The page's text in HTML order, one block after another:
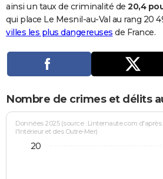
Dictionnaire
Biographies
Citations
Expressions
Proverbes
PROGRAMME TV
Se connecter
Entreprises
Service militaire
Avis de recherche
AVIS DE DÉCÈS
Bricolage
Lifestyle
Culture
Sport
Auto
Television
Voyage
Cinema
ainsi un taux de criminalité de 20,4
qui place Le Mesnil-au-Val au rang 20
villes les plus dangereuses de France.
Nombre de crimes et délits
Données 2025 (source : Linternaute.com
l'Intérieur et des Outre-Mer)
20